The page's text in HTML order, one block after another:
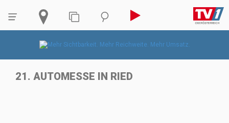
21. AUTOMESSE IN RIED